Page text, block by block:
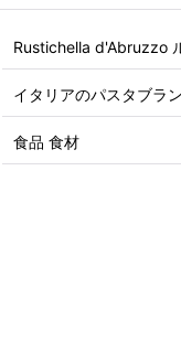
Rustichella d'Abruzzo
イタリアのパスタブラ
食品 食材